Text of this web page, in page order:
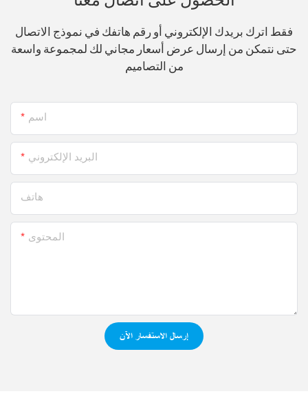
فقط اترك بريدك الإلكتروني أو رقم هاتفك في نموذج الاتصال
حتى نتمكن من إرسال عرض أسعار مجاني لك لمجموعة واسعة
من التصاميم
اسم
البريد الإلكتروني
هاتف
المحتوى
إرسال الاستفسار الآن